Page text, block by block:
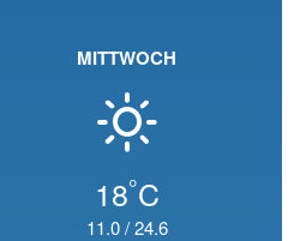
MITTWOCH
18°C
11.0/24.6